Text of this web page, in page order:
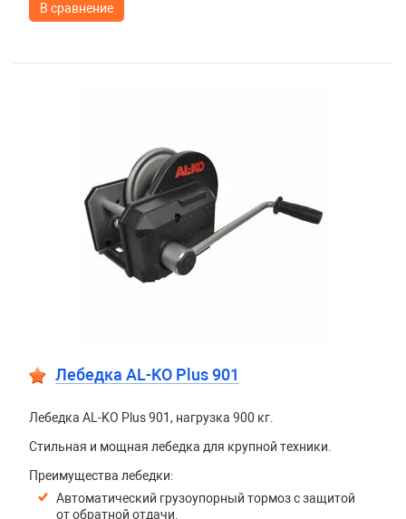
В сравнение
Лебедка AL-KO Plus 901
Лебедка AL-KO Plus 901, нагрузка 900 кг.
Стильная и мощная лебедка для крупной техники.
Преимущества лебедки:
Автоматический грузоупорный тормоз с защитой
от обратной отдачи.